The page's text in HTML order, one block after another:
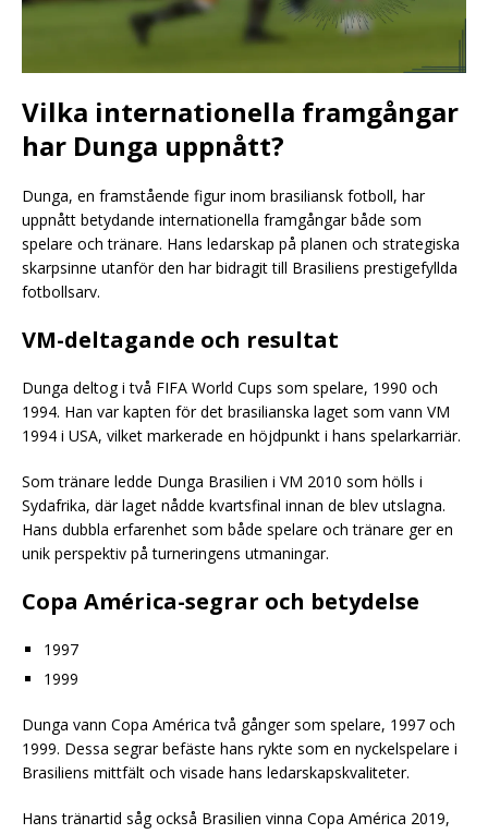
Vilka internationella framgångar
har Dunga uppnått?
Dunga, en framstående figur inom brasiliansk fotboll, har
uppnått betydande internationella framgångar både som
spelare och tränare. Hans ledarskap på planen och strategiska
skarpsinne utanför den har bidragit till Brasiliens prestigefyllda
fotbollsarv.
VM-deltagande och resultat
Dunga deltog i två FIFA World Cups som spelare, 1990 och
1994. Han var kapten för det brasilianska laget som vann VM
1994 i USA, vilket markerade en höjdpunkt i hans spelarkarriär.
Som tränare ledde Dunga Brasilien i VM 2010 som hölls i
Sydafrika, där laget nådde kvartsfinal innan de blev utslagna.
Hans dubbla erfarenhet som både spelare och tränare ger en
unik perspektiv på turneringens utmaningar.
Copa América-segrar och betydelse
1997
1999
Dunga vann Copa América två gånger som spelare, 1997 och
1999. Dessa segrar befäste hans rykte som en nyckelspelare i
Brasiliens mittfält och visade hans ledarskapskvaliteter.
Hans tränartid såg också Brasilien vinna Copa América 2019,